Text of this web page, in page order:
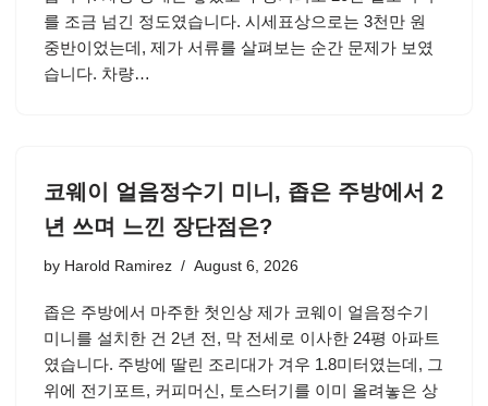
를 조금 넘긴 정도였습니다. 시세표상으로는 3천만 원
중반이었는데, 제가 서류를 살펴보는 순간 문제가 보였
습니다. 차량…
코웨이 얼음정수기 미니, 좁은 주방에서 2
년 쓰며 느낀 장단점은?
by Harold Ramirez August 6, 2026
좁은 주방에서 마주한 첫인상 제가 코웨이 얼음정수기
미니를 설치한 건 2년 전, 막 전세로 이사한 24평 아파트
였습니다. 주방에 딸린 조리대가 겨우 1.8미터였는데, 그
위에 전기포트, 커피머신, 토스터기를 이미 올려놓은 상